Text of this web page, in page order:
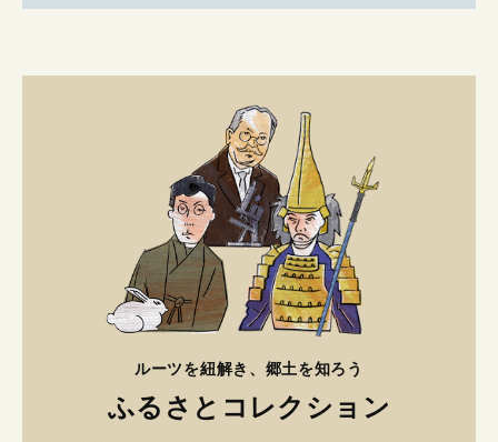
ルーツを紐解き、郷土を知ろう
ふるさとコレクション